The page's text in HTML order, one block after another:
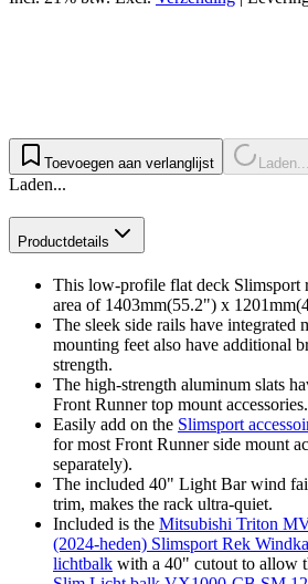
Toevoegen aan verlanglijst Laden...
Laden...
Productdetails
This low-profile flat deck Slimsport
area of 1403mm(55.2") x
The sleek side rails have integrated
mounting feet also have additional
strength.
The high-strength aluminum slats
Front Runner top mount accessories.
Easily add on the Slimsport
for most Front Runner side mount
separately).
The included 40" Light Bar wind
trim, makes the rack ultra-quiet.
Included is the Mitsubishi Triton
(2024-heden) Slimsport Rek
lichtbalk with a 40" cutout to allow